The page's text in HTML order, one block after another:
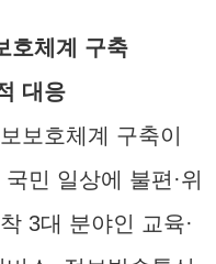
호체계 구축
대응
보호체계 구축이
민 일상에 불편·위
3대 분야인 교육·